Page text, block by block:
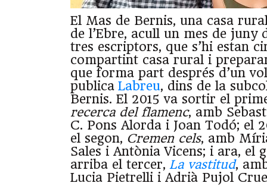
El Mas de Bernis, una casa
de l’Ebre, acull un mes de juny
tres escriptors, que s’hi estan
compartint casa rural i
que forma part després d’un
publica Labreu, dins de la
Bernis. El 2015 va sortir el
recerca del flamenc, amb
C. Pons Alorda i Joan Todó; el
el segon, Cremen cels, amb
Sales i Antònia Vicens; i ara, el
arriba el tercer, La vastitud,
Lucia Pietrelli i Adrià Pujol